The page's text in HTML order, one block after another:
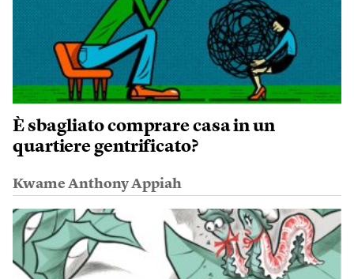
È sbagliato comprare casa in un
quartiere gentrificato?
Kwame Anthony Appiah